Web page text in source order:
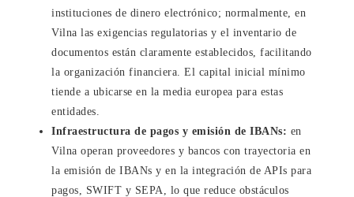
instituciones de dinero electrónico; normalmente, en
Vilna las exigencias regulatorias y el inventario de
documentos están claramente establecidos, facilitando
la organización financiera. El capital inicial mínimo
tiende a ubicarse en la media europea para estas
entidades.
Infraestructura de pagos y emisión de IBANs: en
Vilna operan proveedores y bancos con trayectoria en
la emisión de IBANs y en la integración de APIs para
pagos, SWIFT y SEPA, lo que reduce obstáculos